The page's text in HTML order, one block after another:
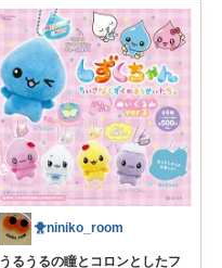
🐥niniko_room
うるうるの瞳とコロンとしたフ